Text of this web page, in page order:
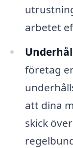
arbetet
företag
att dina
skick